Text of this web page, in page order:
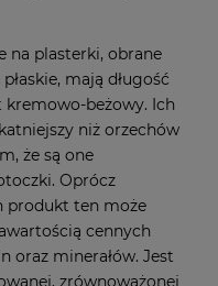
na plasterki, obrane
mają długość
kremowo-beżowy. Ich
niż orzechów
że są one
Oprócz
produkt ten może
cennych
oraz minerałów. Jest
zrównoważonej